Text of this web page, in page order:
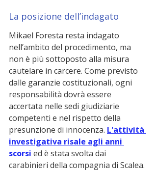
La posizione dell’indagato
Mikael Foresta resta indagato
nell’ambito del procedimento, ma
non è più sottoposto alla misura
cautelare in carcere. Come previsto
dalle garanzie costituzionali, ogni
responsabilità dovrà essere
accertata nelle sedi giudiziarie
competenti e nel rispetto della
presunzione di innocenza. L'attività
investigativa risale agli anni
scorsi ed è stata svolta dai
carabinieri della compagnia di Scalea.